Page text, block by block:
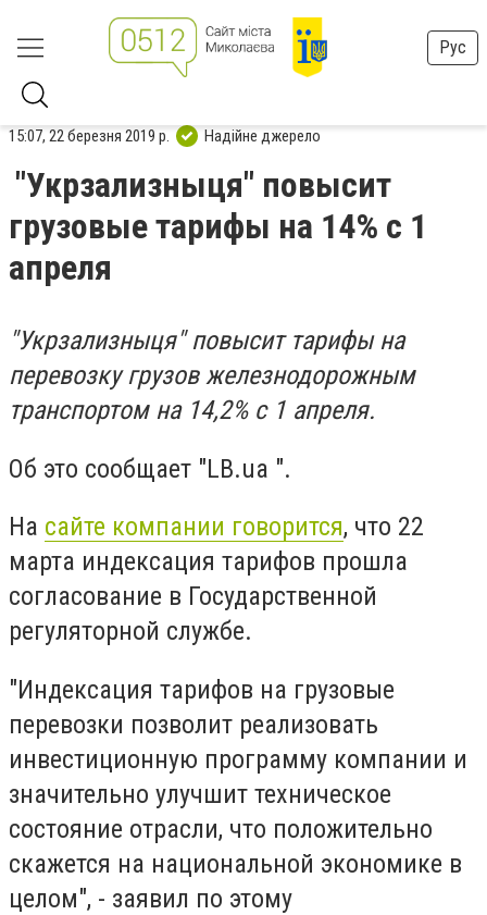
Рус
15:07, 22 березня 2019 р. Надійне джерело
"Укрзализныця" повысит
грузовые тарифы на 14% с 1
апреля
"Укрзализныця" повысит тарифы на
перевозку грузов железнодорожным
транспортом на 14,2% с 1 апреля.
Об это сообщает "LB.ua ".
На сайте компании говорится, что 22
марта индексация тарифов прошла
согласование в Государственной
регуляторной службе.
"Индексация тарифов на грузовые
перевозки позволит реализовать
инвестиционную программу компании и
значительно улучшит техническое
состояние отрасли, что положительно
скажется на национальной экономике в
целом", - заявил по этому